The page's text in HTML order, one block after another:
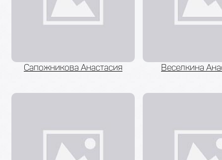
Сапожникова Анастасия Веселкина